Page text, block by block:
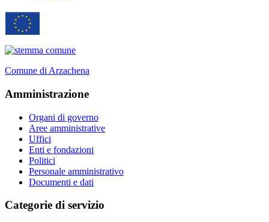
Comune di Arzachena
Amministrazione
Organi di governo
Aree amministrative
Uffici
Enti e fondazioni
Politici
Personale amministrativo
Documenti e dati
Categorie di servizio